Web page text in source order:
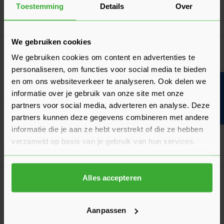
Toestemming Details Over
We gebruiken cookies
We gebruiken cookies om content en advertenties te
personaliseren, om functies voor social media te bieden
en om ons websiteverkeer te analyseren. Ook delen we
informatie over je gebruik van onze site met onze
partners voor social media, adverteren en analyse. Deze
partners kunnen deze gegevens combineren met andere
informatie die je aan ze hebt verstrekt of die ze hebben
verzameld op basis van je gebruik van hun services.
Alles accepteren
Aanpassen
Nu1,84per m¹ Ga
Verkrijgbaar in 1 lengte
Nu2,47per m¹ Ga
Bahco Barracuda handzaag 55 cm
19,36 per stuk
Dé oplossing bij slecht weer!
Afdekzeil